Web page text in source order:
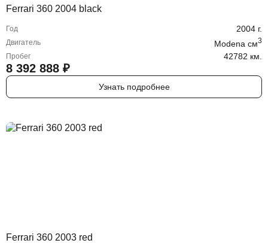
Ferrari 360 2004 black
Год 2004 г.
Двигатель Modena cм3
Пробег 42782 км.
8 392 888 ₽
Узнать подробнее
Ferrari 360 2003 red